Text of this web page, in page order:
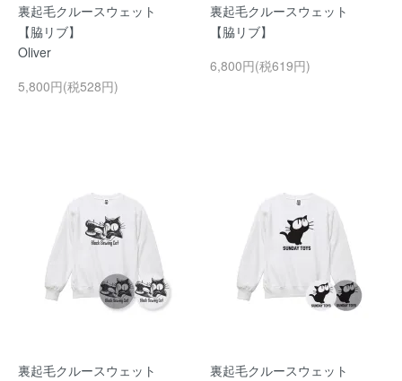
裏起毛クルースウェット
【脇リブ】
Oliver
5,800円(税528円)
裏起毛クルースウェット
【脇リブ】
6,800円(税619円)
裏起毛クルースウェット
裏起毛クルースウェット